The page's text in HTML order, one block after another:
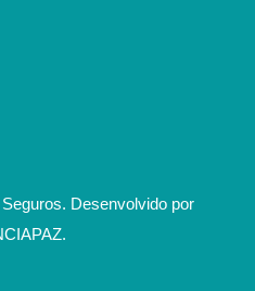
Desenvolvido por
.